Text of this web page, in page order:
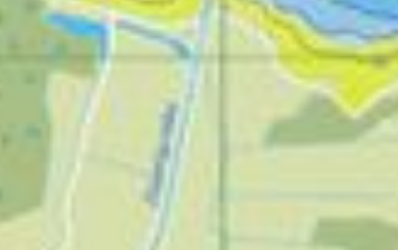
ATRAKCJE DLA DZIECI
ATRAKCJE DLA AKTYWNYCH
ATRAKCJE NA WODZIE